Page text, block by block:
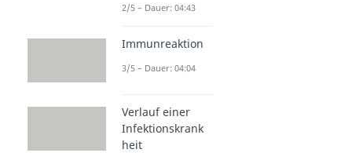
2/5 – Dauer: 04:43
Immunreaktion
3/5 – Dauer: 04:04
Verlauf einer
Infektionskrank
heit